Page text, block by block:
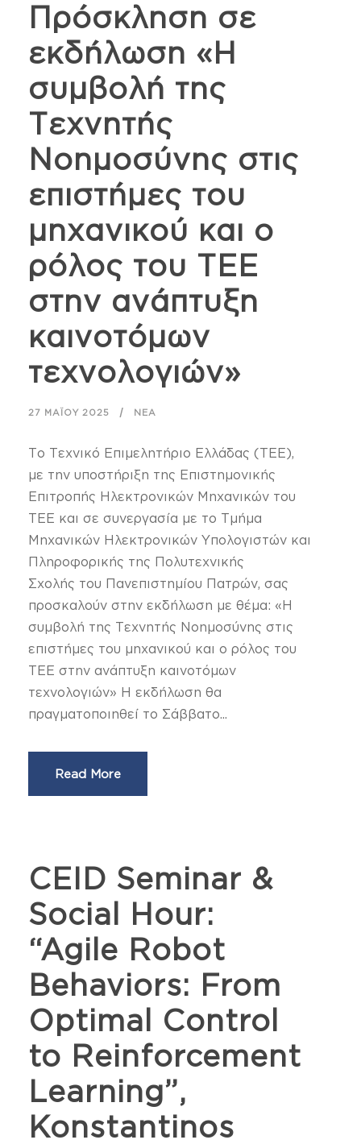
Πρόσκληση σε
εκδήλωση «Η
συμβολή της
Τεχνητής
Νοημοσύνης στις
επιστήμες του
μηχανικού και ο
ρόλος του ΤΕΕ
στην ανάπτυξη
καινοτόμων
τεχνολογιών»
27 ΜΑΪ́ΟΥ 2025 ΝΈΑ
Το Τεχνικό Επιμελητήριο Ελλάδας (ΤΕΕ),
με την υποστήριξη της Επιστημονικής
Επιτροπής Ηλεκτρονικών Μηχανικών του
ΤΕΕ και σε συνεργασία με το Τμήμα
Μηχανικών Ηλεκτρονικών Υπολογιστών και
Πληροφορικής της Πολυτεχνικής
Σχολής του Πανεπιστημίου Πατρών, σας
προσκαλούν στην εκδήλωση με θέμα: «Η
συμβολή της Τεχνητής Νοημοσύνης στις
επιστήμες του μηχανικού και ο ρόλος του
ΤΕΕ στην ανάπτυξη καινοτόμων
τεχνολογιών» Η εκδήλωση θα
πραγματοποιηθεί το Σάββατο...
Read More
CEID Seminar &
Social Hour:
“Agile Robot
Behaviors: From
Optimal Control
to Reinforcement
Learning”,
Konstantinos